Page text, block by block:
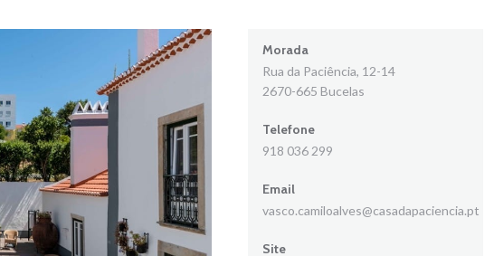
Morada
Rua da Paciência, 12-14
2670-665 Bucelas
Telefone
918 036 299
Email
vasco.camiloalves@casadapaciencia.pt
Site